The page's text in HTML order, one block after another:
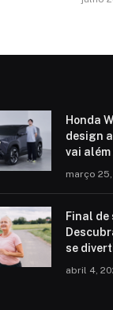
Honda
design
vai
março
Final
se
abril 4,